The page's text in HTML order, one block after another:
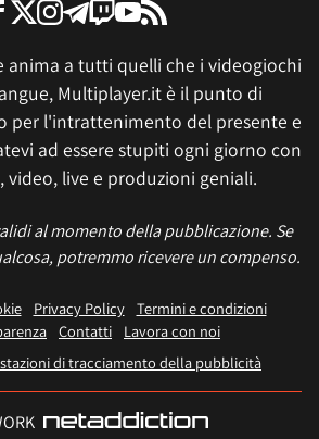
anima a tutti quelli che i videogiochi
Multiplayer.it è il punto di
per l'intrattenimento del presente e
ad essere stupiti ogni giorno con
video, live e produzioni geniali.
al momento della pubblicazione. Se
potremmo ricevere un compenso.
Privacy Policy
Termini e condizioni
Contatti
Lavora con noi
di tracciamento della pubblicità